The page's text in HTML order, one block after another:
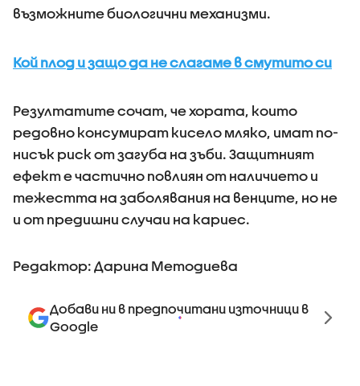
възможните биологични механизми.
Кой плод и защо да не слагаме в смутито си
Резултатите сочат, че хората, които
редовно консумират кисело мляко, имат по-
нисък риск от загуба на зъби. Защитният
ефект е частично повлиян от наличието и
тежестта на заболявания на венците, но не
и от предишни случаи на кариес.
Редактор: Дарина Методиева
Добави ни в предпочитани източници в
Google